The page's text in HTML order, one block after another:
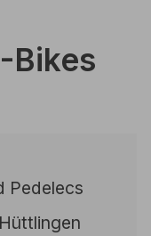
Bikes
Pedelecs